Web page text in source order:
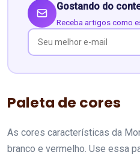
Gostando do
Receba artigos como
Paleta de cores
As cores características da
branco e vermelho. Use essa